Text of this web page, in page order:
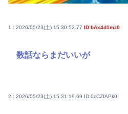
1 : 2026/05/23(土) 15:30:52.77 ID:bAx4d1mz0
数話ならまだいいが
2 : 2026/05/23(土) 15:31:19.69 ID:0cCZfAPk0